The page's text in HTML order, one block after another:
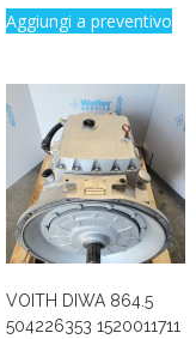
Aggiungi a preventivo
VOITH DIWA 864.5
504226353 1520011711